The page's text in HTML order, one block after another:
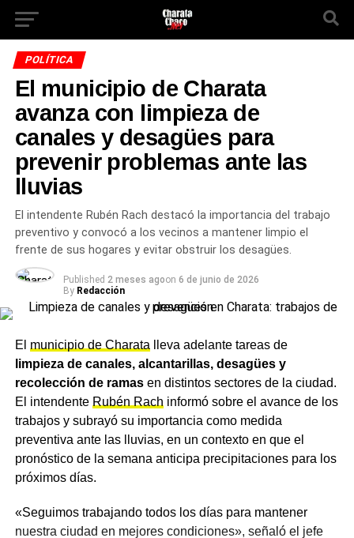
POLÍTICA
El municipio de Charata
avanza con limpieza de
canales y desagües para
prevenir problemas ante las
lluvias
El intendente Rubén Rach destacó la importancia del trabajo
preventivo y convocó a los vecinos a mantener limpio el
frente de sus hogares y evitar obstruir los desagües.
Published 2 meses agoon 6 de junio de 2026
By Redacción
El municipio de Charata lleva adelante tareas de
limpieza de canales, alcantarillas, desagües y
recolección de ramasen distintos sectores de la ciudad.
El intendente Rubén Rach informó sobre el avance de los
trabajos y subrayó su importancia como medida
preventiva ante las lluvias, en un contexto en que el
pronóstico de la semana anticipa precipitaciones para los
próximos días.
«Seguimos trabajando todos los días para mantener
nuestra ciudad en mejores condiciones», señaló el jefe